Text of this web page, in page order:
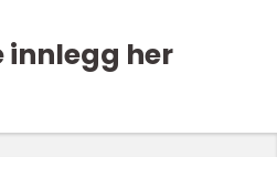
innlegg her